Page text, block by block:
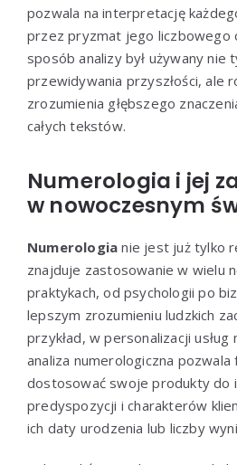
pozwala na interpretację
przez pryzmat jego liczbowego
sposób analizy był używany nie
przewidywania przyszłości, ale
zrozumienia głębszego
całych tekstów.
Numerologia i jej
w nowoczesnym
Numerologia nie jest już tylko
znajduje zastosowanie w wielu
praktykach, od psychologii po
lepszym zrozumieniu ludzkich
przykład, w personalizacji
analiza numerologiczna
dostosować swoje produkty do
predyspozycji i charakterów
ich daty urodzenia lub liczby